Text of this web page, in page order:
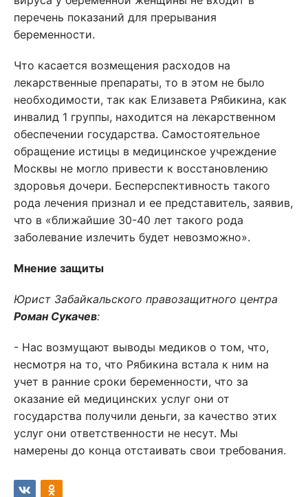
перечень показаний для прерывания
беременности.
Что касается возмещения расходов на
лекарственные препараты, то в этом не было
необходимости, так как Елизавета Рябикина, как
инвалид 1 группы, находится на лекарственном
обеспечении государства. Самостоятельное
обращение истицы в медицинское учреждение
Москвы не могло привести к восстановлению
здоровья дочери. Бесперспективность такого
рода лечения признал и ее представитель, заявив,
что в «ближайшие 30-40 лет такого рода
заболевание излечить будет невозможно».
Мнение защиты
Юрист Забайкальского правозащитного центра
Роман Сукачев:
- Нас возмущают выводы медиков о том, что,
несмотря на то, что Рябикина встала к ним на
учет в ранние сроки беременности, что за
оказание ей медицинских услуг они от
государства получили деньги, за качество этих
услуг они ответственности не несут. Мы
намерены до конца отстаивать свои требования.